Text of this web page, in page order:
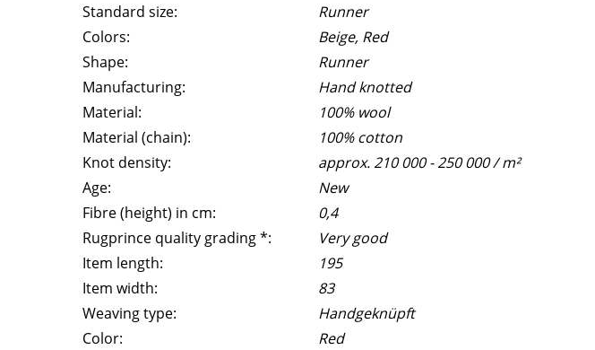
Standard size:
Runner
Colors:
Beige, Red
Shape:
Runner
Manufacturing:
Hand knotted
Material:
100% wool
Material (chain):
100% cotton
Knot density:
approx. 210 000 - 250 000 / m²
Age:
New
Fibre (height) in cm:
0,4
Rugprince quality grading *:
Very good
Item length:
195
Item width:
83
Weaving type:
Handgeknüpft
Color:
Red